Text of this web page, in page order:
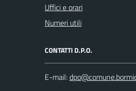
Uffici e orari
Numeri utili
CONTATTI D.P.O.
E-mail: